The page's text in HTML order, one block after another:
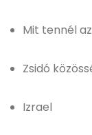
Mit tennél
Zsidó
Izrael